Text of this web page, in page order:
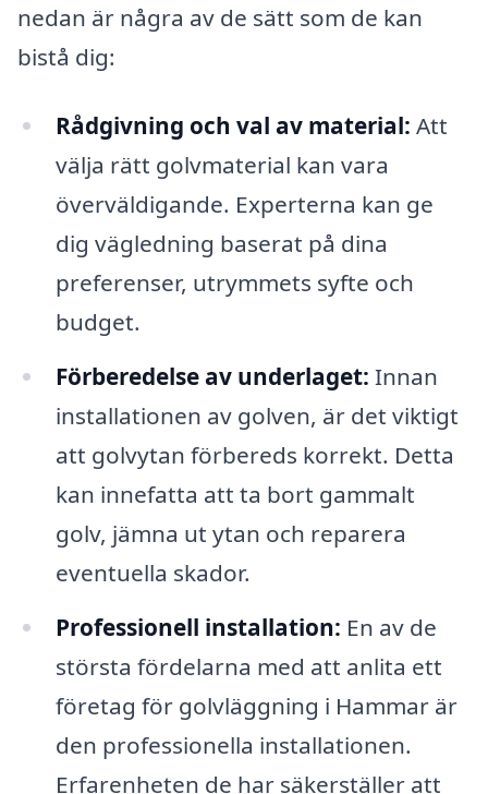
nedan är några av de sätt som de kan
bistå dig:
Rådgivning och val av material: Att
välja rätt golvmaterial kan vara
överväldigande. Experterna kan ge
dig vägledning baserat på dina
preferenser, utrymmets syfte och
budget.
Förberedelse av underlaget: Innan
installationen av golven, är det viktigt
att golvytan förbereds korrekt. Detta
kan innefatta att ta bort gammalt
golv, jämna ut ytan och reparera
eventuella skador.
Professionell installation: En av de
största fördelarna med att anlita ett
företag för golvläggning i Hammar är
den professionella installationen.
Erfarenheten de har säkerställer att